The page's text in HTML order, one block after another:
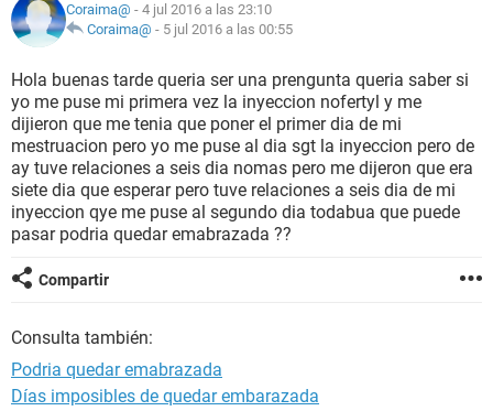
NUTRICIÓN
BIENESTAR
SEXUALIDAD
GLOSARIO
Coraima@ - 4 jul 2016 a las 23:10
Coraima@ - 5 jul 2016 a las 00:55
Hola buenas tarde queria ser una prengunta queria saber si
yo me puse mi primera vez la inyeccion nofertyl y me
dijieron que me tenia que poner el primer dia de mi
mestruacion pero yo me puse al dia sgt la inyeccion pero de
ay tuve relaciones a seis dia nomas pero me dijeron que era
siete dia que esperar pero tuve relaciones a seis dia de mi
inyeccion qye me puse al segundo dia todabua que puede
pasar podria quedar emabrazada ??
Compartir
Consulta también:
Podria quedar emabrazada
Días imposibles de quedar embarazada